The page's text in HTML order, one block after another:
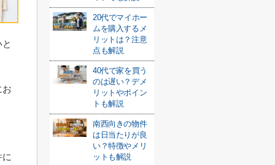
お
20代でマイホー
ムを購入するメ
リットは？注意
点も解説
40代で家を買う
のは遅い？デメ
リットやポイン
トも解説
南西向きの物件
は日当たりが良
い？特徴やメリ
ットも解説